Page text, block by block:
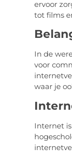
ervoor
tot films
In de
voor
waar je
Internet